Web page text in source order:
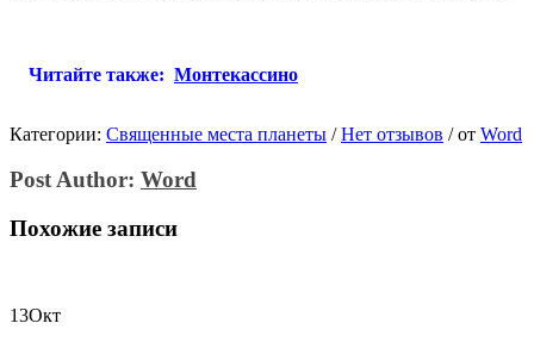
Читайте также: Монтекассино
Категории: Священные места планеты / Нет отзывов /от Word
Post Author: Word
Похожие записи
13Окт